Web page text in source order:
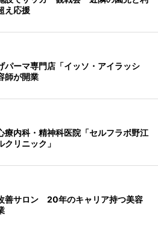
え応援
パーマ専門店「イッソ・アイラッシ
師が開業
療内科・精神科医院「セルフラボ野江
クリニック」
善サロン 20年のキャリア持つ美容